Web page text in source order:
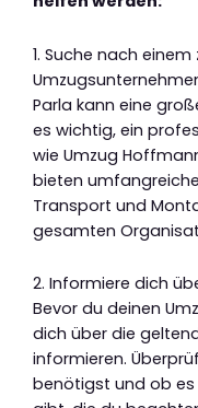
1. Suche nach
Parla kann eine
es wichtig, ein
wie Umzug
bieten
Transport und
gesamten
2. Informiere dich
Bevor du deinen
dich über die
informieren.
benötigst und ob